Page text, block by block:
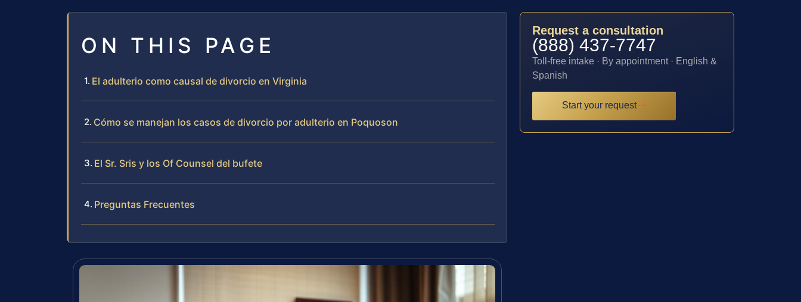
ON THIS PAGE
El adulterio como causal de divorcio en Virginia
Cómo se manejan los casos de divorcio por adulterio en Poquoson
El Sr. Sris y los Of Counsel del bufete
Preguntas Frecuentes
Request a consultation
(888) 437-7747
Toll-free intake · By appointment · English &
Spanish
Start your request